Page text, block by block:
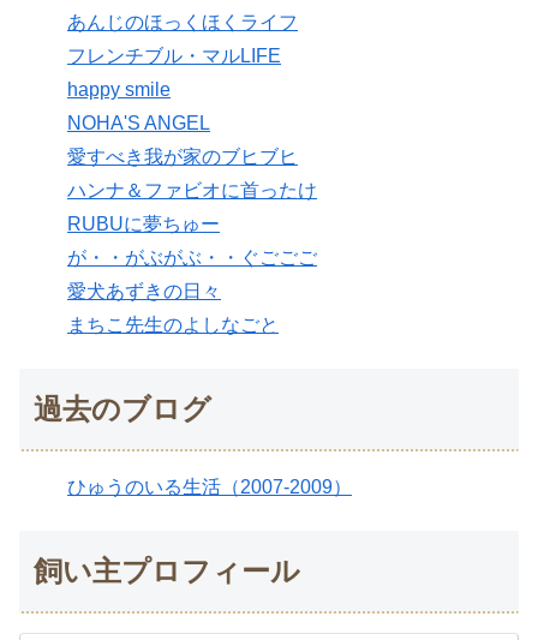
あんじのほっくほくライフ
フレンチブル・マルLIFE
happy smile
NOHA'S ANGEL
愛すべき我が家のブヒブヒ
ハンナ＆ファビオに首ったけ
RUBUに夢ちゅー
が・・がぶがぶ・・ぐごごご
愛犬あずきの日々
まちこ先生のよしなごと
過去のブログ
ひゅうのいる生活（2007-2009）
飼い主プロフィール